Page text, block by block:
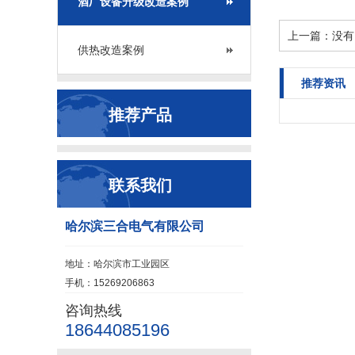
供热改造案例
推荐产品
联系我们
哈尔滨三合电气有限公司
地址：哈尔滨市工业园区
手机：15269206863
咨询热线
18644085196
上一篇：没
推荐资讯